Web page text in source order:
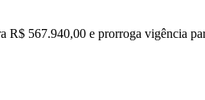
R$ 567.940,00 e prorroga vigência